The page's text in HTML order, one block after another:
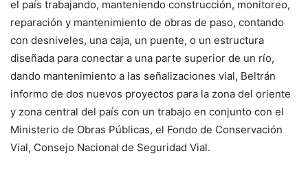
el país trabajando, manteniendo construcción, monitoreo,
reparación y mantenimiento de obras de paso, contando
con desniveles, una caja, un puente, o un estructura
diseñada para conectar a una parte superior de un río,
dando mantenimiento a las señalizaciones vial, Beltrán
informo de dos nuevos proyectos para la zona del oriente
y zona central del país con un trabajo en conjunto con el
Ministerio de Obras Públicas, el Fondo de Conservación
Vial, Consejo Nacional de Seguridad Vial.